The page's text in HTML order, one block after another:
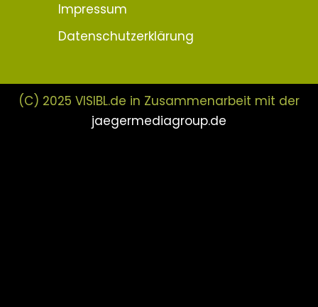
Impressum
Datenschutzerklärung
(C) 2025 VISIBL.de in Zusammenarbeit mit der
jaegermediagroup.de